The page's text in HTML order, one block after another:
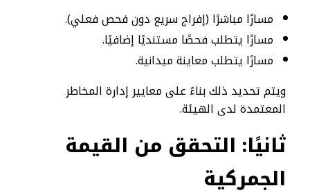
مسارًا مباشرًا (إفراج سريع دون فحص فعلي).
مسارًا يتطلب فحصًا مستنديًا إضافيًا.
مسارًا يتطلب معاينة ميدانية.
ويتم تحديد ذلك بناءً على معايير إدارة المخاطر
المعتمدة لدى الهيئة.
ثانيًا: التحقق من القيمة
الجمركية